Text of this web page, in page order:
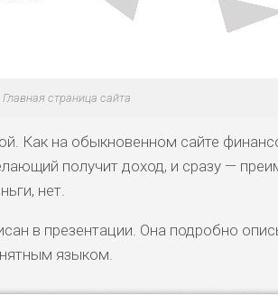
Главная страница сайта
Как на обыкновенном сайте
получит доход, и сразу —
нет.
в презентации. Она подробно
языком.